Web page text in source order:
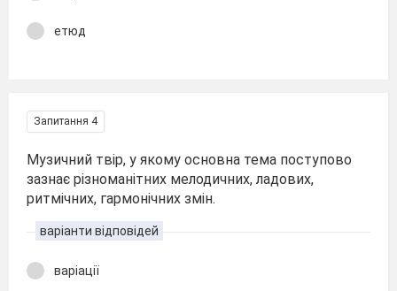
етюд
Запитання 4
Музичний твір, у якому основна тема поступово
зазнає різноманітних мелодичних, ладових,
ритмічних, гармонічних змін.
варіанти відповідей
варіації